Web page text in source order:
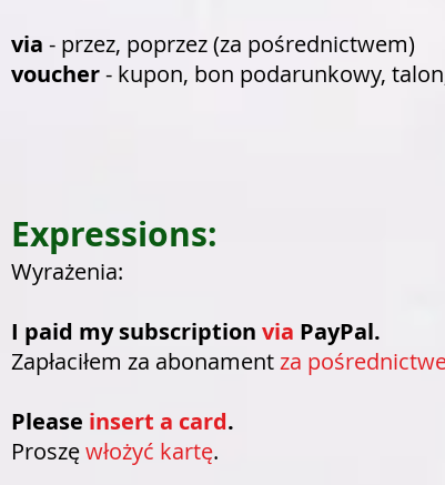
via - przez, poprzez (za pośrednictwem​)
voucher- kupon, bon podarunkowy,
Expressions:
Wyrażenia:
I paid my subscription via PayPal.
Zapłaciłem za abonamentza
Please insert a card.
Proszęwłożyć kartę.